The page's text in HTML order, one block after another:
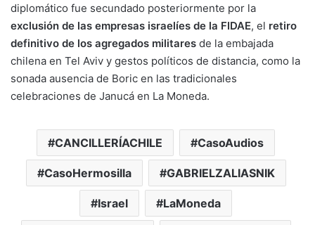
diplomático fue secundado posteriormente por la
exclusión de las empresas israelíes de la FIDAE, el retiro
definitivo de los agregados militares de la embajada
chilena en Tel Aviv y gestos políticos de distancia, como la
sonada ausencia de Boric en las tradicionales
celebraciones de Janucá en La Moneda.
CANCILLERÍACHILE CasoAudios
CasoHermosilla GABRIELZALIASNIK
Israel LaMoneda